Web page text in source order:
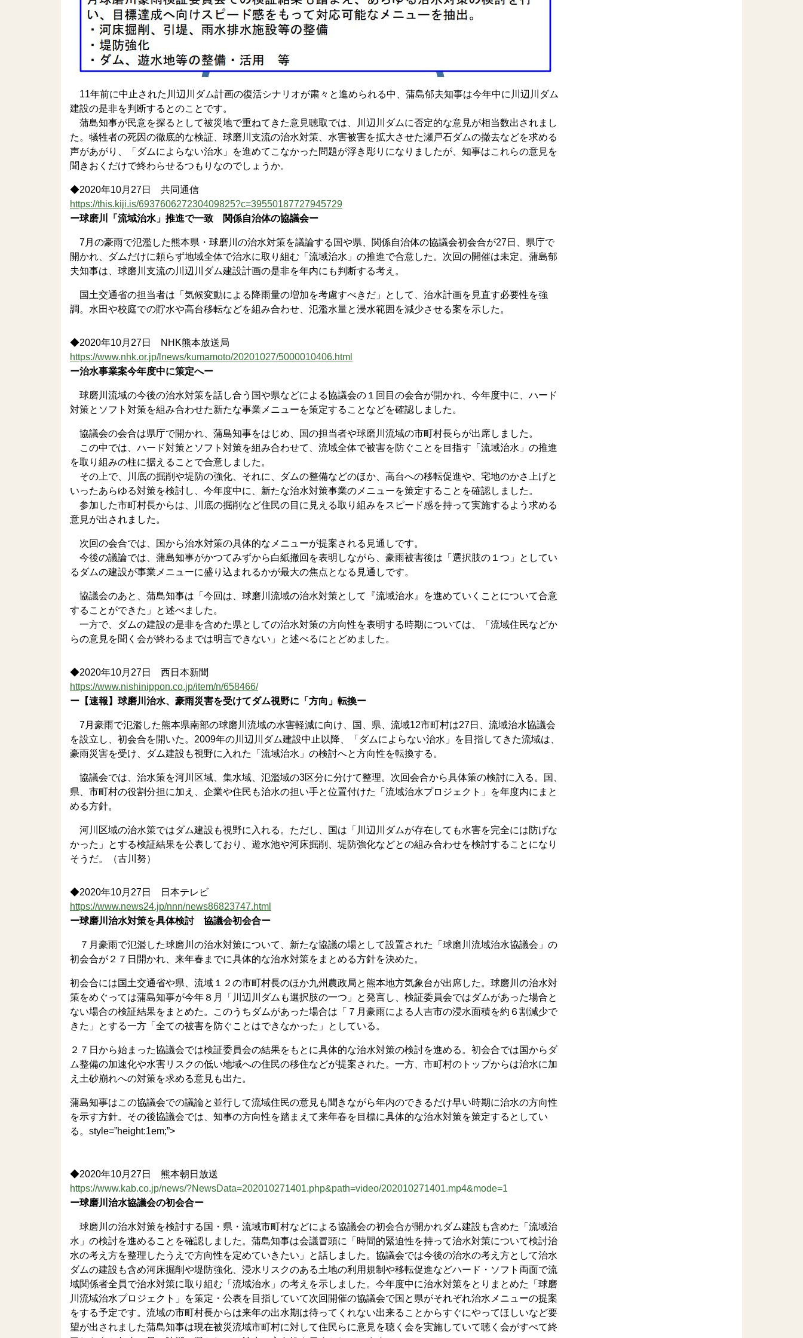
11年前に中止された川辺川ダム計画の復活シナリオが粛々と進められる中、蒲島郁夫知事は今年中に川辺川ダム
建設の是非を判断するとのことです。
蒲島知事が民意を探るとして被災地で重ねてきた意見聴取では、川辺川ダムに否定的な意見が相当数出されまし
た。犠牲者の死因の徹底的な検証、球磨川支流の治水対策、水害被害を拡大させた瀬戸石ダムの撤去などを求める
声があがり、「ダムによらない治水」を進めてこなかった問題が浮き彫りになりましたが、知事はこれらの意見を
聞きおくだけで終わらせるつもりなのでしょうか。
◆2020年10月27日 共同通信
https://this.kiji.is/693760627230409825?c=39550187727945729
ー球磨川「流域治水」推進で一致 関係自治体の協議会ー
7月の豪雨で氾濫した熊本県・球磨川の治水対策を議論する国や県、関係自治体の協議会初会合が27日、県庁で
開かれ、ダムだけに頼らず地域全体で治水に取り組む「流域治水」の推進で合意した。次回の開催は未定。蒲島郁
夫知事は、球磨川支流の川辺川ダム建設計画の是非を年内にも判断する考え。
国土交通省の担当者は「気候変動による降雨量の増加を考慮すべきだ」として、治水計画を見直す必要性を強
調。水田や校庭での貯水や高台移転などを組み合わせ、氾濫水量と浸水範囲を減少させる案を示した。
◆2020年10月27日 NHK熊本放送局
https://www.nhk.or.jp/lnews/kumamoto/20201027/5000010406.html
ー治水事業案今年度中に策定へー
球磨川流域の今後の治水対策を話し合う国や県などによる協議会の１回目の会合が開かれ、今年度中に、ハード
対策とソフト対策を組み合わせた新たな事業メニューを策定することなどを確認しました。
協議会の会合は県庁で開かれ、蒲島知事をはじめ、国の担当者や球磨川流域の市町村長らが出席しました。
この中では、ハード対策とソフト対策を組み合わせて、流域全体で被害を防ぐことを目指す「流域治水」の推進
を取り組みの柱に据えることで合意しました。
その上で、川底の掘削や堤防の強化、それに、ダムの整備などのほか、高台への移転促進や、宅地のかさ上げと
いったあらゆる対策を検討し、今年度中に、新たな治水対策事業のメニューを策定することを確認しました。
参加した市町村長からは、川底の掘削など住民の目に見える取り組みをスピード感を持って実施するよう求める
意見が出されました。
次回の会合では、国から治水対策の具体的なメニューが提案される見通しです。
今後の議論では、蒲島知事がかつてみずから白紙撤回を表明しながら、豪雨被害後は「選択肢の１つ」としてい
るダムの建設が事業メニューに盛り込まれるかが最大の焦点となる見通しです。
協議会のあと、蒲島知事は「今回は、球磨川流域の治水対策として『流域治水』を進めていくことについて合意
することができた」と述べました。
一方で、ダムの建設の是非を含めた県としての治水対策の方向性を表明する時期については、「流域住民などか
らの意見を聞く会が終わるまでは明言できない」と述べるにとどめました。
◆2020年10月27日 西日本新聞
https://www.nishinippon.co.jp/item/n/658466/
ー【速報】球磨川治水、豪雨災害を受けてダム視野に「方向」転換ー
7月豪雨で氾濫した熊本県南部の球磨川流域の水害軽減に向け、国、県、流域12市町村は27日、流域治水協議会
を設立し、初会合を開いた。2009年の川辺川ダム建設中止以降、「ダムによらない治水」を目指してきた流域は、
豪雨災害を受け、ダム建設も視野に入れた「流域治水」の検討へと方向性を転換する。
協議会では、治水策を河川区域、集水域、氾濫域の3区分に分けて整理。次回会合から具体策の検討に入る。国、
県、市町村の役割分担に加え、企業や住民も治水の担い手と位置付けた「流域治水プロジェクト」を年度内にまと
める方針。
河川区域の治水策ではダム建設も視野に入れる。ただし、国は「川辺川ダムが存在しても水害を完全には防げな
かった」とする検証結果を公表しており、遊水池や河床掘削、堤防強化などとの組み合わせを検討することになり
そうだ。（古川努）
◆2020年10月27日 日本テレビ
https://www.news24.jp/nnn/news86823747.html
ー球磨川治水対策を具体検討 協議会初会合ー
７月豪雨で氾濫した球磨川の治水対策について、新たな協議の場として設置された「球磨川流域治水協議会」の
初会合が２７日開かれ、来年春までに具体的な治水対策をまとめる方針を決めた。
初会合には国土交通省や県、流域１２の市町村長のほか九州農政局と熊本地方気象台が出席した。球磨川の治水対
策をめぐっては蒲島知事が今年８月「川辺川ダムも選択肢の一つ」と発言し、検証委員会ではダムがあった場合と
ない場合の検証結果をまとめた。このうちダムがあった場合は「７月豪雨による人吉市の浸水面積を約６割減少で
きた」とする一方「全ての被害を防ぐことはできなかった」としている。
２７日から始まった協議会では検証委員会の結果をもとに具体的な治水対策の検討を進める。初会合では国からダ
ム整備の加速化や水害リスクの低い地域への住民の移住などが提案された。一方、市町村のトップからは治水に加
え土砂崩れへの対策を求める意見も出た。
蒲島知事はこの協議会での議論と並行して流域住民の意見も聞きながら年内のできるだけ早い時期に治水の方向性
を示す方針。その後協議会では、知事の方向性を踏まえて来年春を目標に具体的な治水対策を策定するとしてい
る。style=”height:1em;”>
◆2020年10月27日 熊本朝日放送
https://www.kab.co.jp/news/?NewsData=202010271401.php&path=video/202010271401.mp4&mode=1
ー球磨川治水協議会の初会合ー
球磨川の治水対策を検討する国・県・流域市町村などによる協議会の初会合が開かれダム建設も含めた「流域治
水」の検討を進めることを確認しました。蒲島知事は会議冒頭に「時間的緊迫性を持って治水対策について検討治
水の考え方を整理したうえで方向性を定めていきたい」と話しました。協議会では今後の治水の考え方として治水
ダムの建設も含め河床掘削や堤防強化、浸水リスクのある土地の利用規制や移転促進などハード・ソフト両面で流
域関係者全員で治水対策に取り組む「流域治水」の考えを示しました。今年度中に治水対策をとりまとめた「球磨
川流域治水プロジェクト」を策定・公表を目指していて次回開催の協議会で国と県がそれぞれ治水メニューの提案
をする予定です。流域の市町村長からは来年の出水期は待ってくれない出来ることからすぐにやってほしいなど要
望が出されました蒲島知事は現在被災流域市町村に対して住民らに意見を聴く会を実施していて聴く会がすべて終